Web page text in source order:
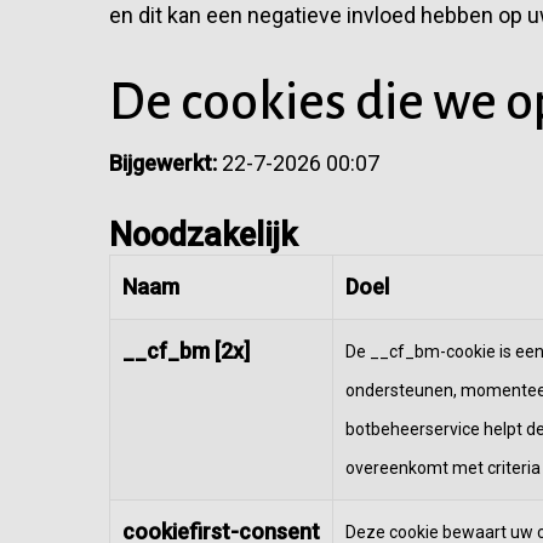
en dit kan een negatieve invloed hebben op
De cookies die we
Bijgewerkt: 22-7-2026 00:07
Noodzakelijk
Naam Doel
__cf_bm [2x]
De __cf_bm-cookie is
ondersteunen,
botbeheerservice helpt
overeenkomt met
cookiefirst-consent Deze cookie bewaart uw